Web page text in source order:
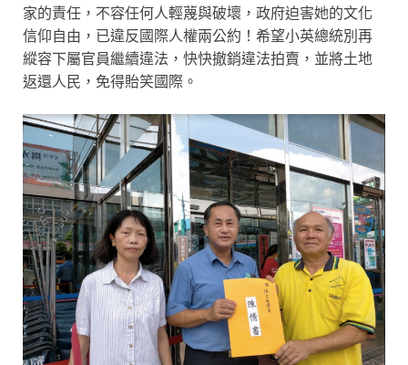
家的責任，不容任何人輕蔑與破壞，政府迫害她的文化
信仰自由，已違反國際人權兩公約！希望小英總統別再
縱容下屬官員繼續違法，快快撤銷違法拍賣，並將土地
返還人民，免得貽笑國際。